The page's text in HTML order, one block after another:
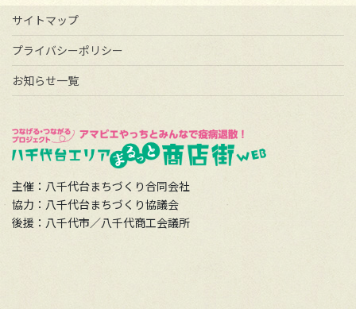
サイトマップ
プライバシーポリシー
お知らせ一覧
主催：八千代台まちづくり合同会社
協力：八千代台まちづくり協議会
後援：八千代市／八千代商工会議所